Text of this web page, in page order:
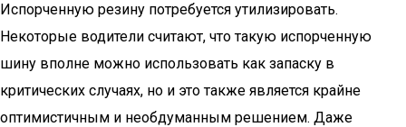
Испорченную резину потребуется утилизировать.
Некоторые водители считают, что такую испорченную
шину вполне можно использовать как запаску в
критических случаях, но и это также является крайне
оптимистичным и необдуманным решением. Даже